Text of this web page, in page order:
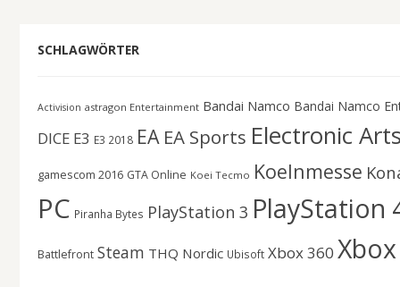
SCHLAGWÖRTER
Activision astragon Entertainment Bandai Namco Bandai Namco
DICE E3 E3 2018 EA EA Sports Electronic
gamescom 2016 GTA Online Koei Tecmo Koelnmesse
PC Piranha Bytes PlayStation 3 PlayStation
Battlefront Steam THQ Nordic Ubisoft Xbox 360